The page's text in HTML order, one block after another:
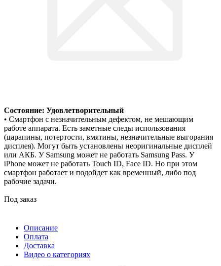
Состояние: Удовлетворительный
• Смартфон с незначительным дефектом, не мешающим
работе аппарата. Есть заметные следы использования
(царапины, потертости, вмятины, незначительные выгорания
дисплея). Могут быть установлены неоригинальные дисплей
или АКБ. У Samsung может не работать Samsung Pass. У
iPhone может не работать Touch ID, Face ID. Но при этом
смартфон работает и подойдет как временный, либо под
рабочие задачи.
Под заказ
Описание
Оплата
Доставка
Видео о категориях